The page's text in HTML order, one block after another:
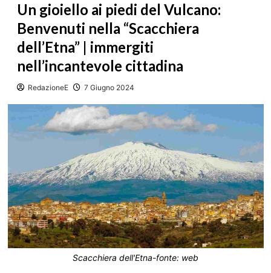
Un gioiello ai piedi del Vulcano:
Benvenuti nella “Scacchiera
dell’Etna” | immergiti
nell’incantevole cittadina
RedazioneE 7 Giugno 2024
Scacchiera dell'Etna-fonte: web